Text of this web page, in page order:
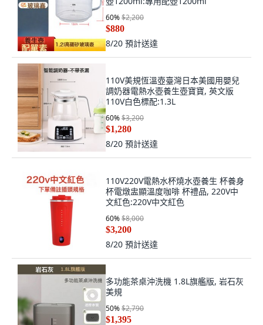
60%$2,200
$880
8/20 預計送達
110V美規恆溫壺臺灣日本美國用嬰兒
調奶器電熱水壺養生壺寶寶, 英文版
110V白色標配:1.3L
60%$3,200
$1,280
8/20 預計送達
110V220V電熱水杯燒水壺養生 杯養身
杯電燉盅顯溫度咖啡 杯禮品, 220V中
文紅色:220V中文紅色
60%$8,000
$3,200
8/20 預計送達
多功能茶桌沖洗機 1.8L旗艦版, 岩石灰
美規
50%$2,790
$1,395